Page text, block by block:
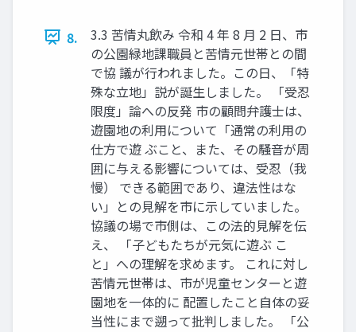
8.
3.3 苦情丸飲み 令和 4 年 8 月 2 日、市
の公園緑地課職員と苦情元世帯との間
で協 議が行われました。この日、「特
殊な立地」説が誕生しました。 「受忍
限度」論への反発 市の顧問弁護士は、
遊園地の利用について「通常の利用の
仕方で遊 ぶこと、また、その騒音が周
囲に与える影響については、受忍（我
慢） できる範囲であり、違法性はな
い」との見解を市に示していました。
協議の場で市側は、この法的見解を伝
え、 「子どもたちが元気に遊ぶ こ
と」への理解を求めます。 これに対し
苦情元世帯は、市が児童センターと遊
園地を一体的に 配置したこと自体の妥
当性にまで遡って批判しました。 「公